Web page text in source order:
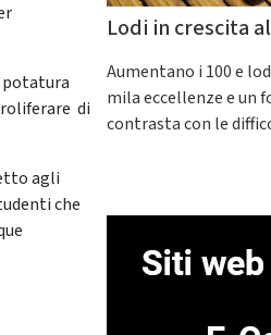
di
agli
che
Lodi in crescita
Aumentano i 100 e
mila eccellenze e un
contrasta con le